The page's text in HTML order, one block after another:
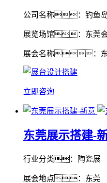
公司名称：钓鱼
展览场馆：东莞
展会名称：东
立即咨询
东莞展示搭建-
行业分类：陶瓷展
展会地点：东莞